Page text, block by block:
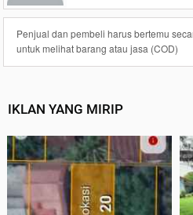
Penjual dan pembeli harus bertemu
untuk melihat barang atau jasa (COD)
IKLAN YANG MIRIP